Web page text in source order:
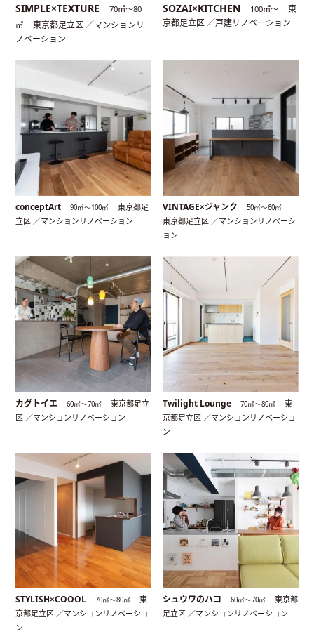
SIMPLE×TEXTURE
70㎡〜80
㎡
東京都足立区 ／マンションリ
ノベーション
SOZAI×KITCHEN 100㎡〜
東
京都足立区 ／戸建リノベーション
conceptArt 90㎡〜100㎡
東京都足
立区 ／マンションリノベーション
VINTAGE×ジャンク 50㎡〜60㎡
東京都足立区 ／マンションリノベーシ
ョン
カグトイエ 60㎡〜70㎡
東京都足立
区 ／マンションリノベーション
Twilight Lounge 70㎡〜80㎡
東
京都足立区 ／マンションリノベーショ
ン
STYLISH×COOOL 70㎡〜80㎡
東
京都足立区 ／マンションリノベーショ
ン
シュウワのハコ 60㎡〜70㎡
東京都
足立区 ／マンションリノベーション